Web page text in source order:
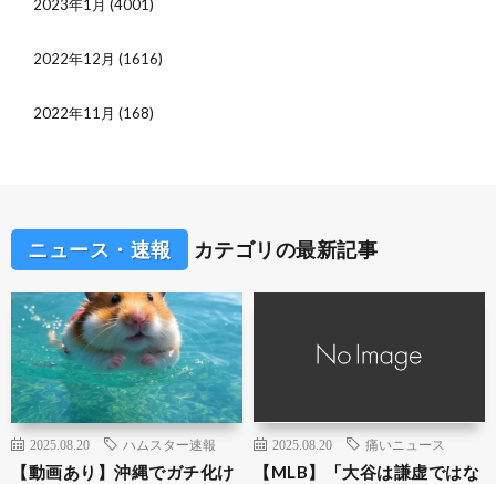
2023年1月 (4001)
2022年12月 (1616)
2022年11月 (168)
ニュース・速報 カテゴリの最新記事
2025.08.20 ハムスター速報
【動画あり】沖縄でガチ化け
2025.08.20 痛いニュース
【MLB】「大谷は謙虚ではな